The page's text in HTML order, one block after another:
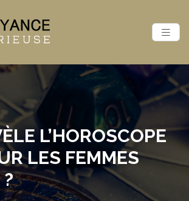
L’HOROSCOPE
LES FEMMES